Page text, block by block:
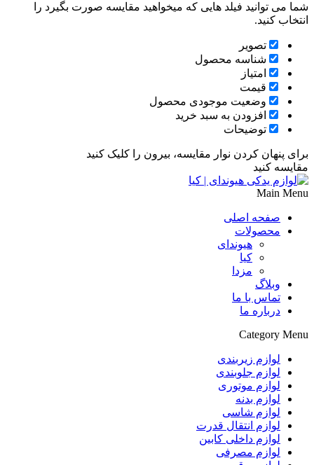
شما می توانید فیلد هایی که میخواهید مقایسه صورت بگیرد را
انتخاب کنید.
تصویر
شناسه محصول
امتیاز
قیمت
وضعیت موجودی محصول
افزودن به سبد خرید
توضیحات
برای پنهان کردن نوار مقایسه، بیرون را کلیک کنید
مقایسه کنید
Main Menu
صفحه اصلی
محصولات
هیوندای
کیا
مزدا
وبلاگ
تماس با ما
درباره ما
Category Menu
لوازم زیربندی
لوازم جلوبندی
لوازم موتوری
لوازم بدنه
لوازم شاسی
لوازم انتقال قدرت
لوازم داخلی کابین
لوازم مصرفی